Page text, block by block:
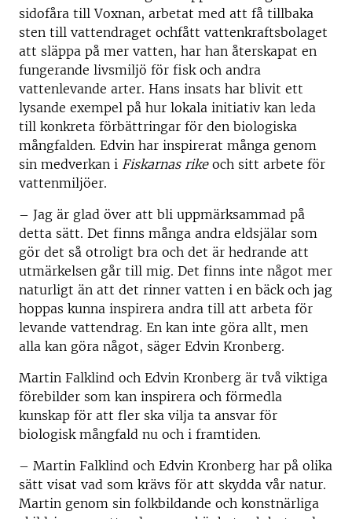
sidofåra till Voxnan, arbetat med att få tillbaka
sten till vattendraget ochfått vattenkraftsbolaget
att släppa på mer vatten, har han återskapat en
fungerande livsmiljö för fisk och andra
vattenlevande arter. Hans insats har blivit ett
lysande exempel på hur lokala initiativ kan leda
till konkreta förbättringar för den biologiska
mångfalden. Edvin har inspirerat många genom
sin medverkan i Fiskarnas rike och sitt arbete för
vattenmiljöer.
– Jag är glad över att bli uppmärksammad på
detta sätt. Det finns många andra eldsjälar som
gör det så otroligt bra och det är hedrande att
utmärkelsen går till mig. Det finns inte något mer
naturligt än att det rinner vatten i en bäck och jag
hoppas kunna inspirera andra till att arbeta för
levande vattendrag. En kan inte göra allt, men
alla kan göra något, säger Edvin Kronberg.
Martin Falklind och Edvin Kronberg är två viktiga
förebilder som kan inspirera och förmedla
kunskap för att fler ska vilja ta ansvar för
biologisk mångfald nu och i framtiden.
– Martin Falklind och Edvin Kronberg har på olika
sätt visat vad som krävs för att skydda vår natur.
Martin genom sin folkbildande och konstnärliga